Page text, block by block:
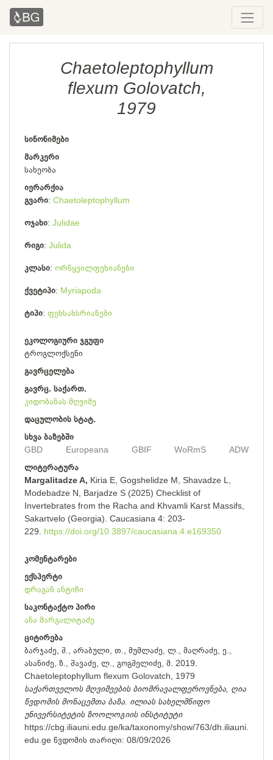
Chaetoleptophyllum
flexum Golovatch,
1979
სინონიმები
მარკერი
სახეობა
იერარქია
გვარი Chaetoleptophyllum
ოჯახი Julidae
რიგი Julida
კლასი ორწყვილფეხიანები
ქვეტიპი Myriapoda
ტიპი ფეხსახსრიანები
ეკოლოგიური ჯგუფი
ტროგლოქსენი
გავრცელება
გავრც. საქართ.
კიდობანას მღვიმე
დაცულობის სტატ.
სხვა ბაზებში
GBD
Europeana GBIF WoRmS
ADW
ლიტერატურა
Margalitadze A, Kiria E, Gogshelidze M, Shavadze L,
Modebadze N, Barjadze S (2025) Checklist of
Invertebrates from the Racha and Khvamli Karst Massifs,
Sakartvelo (Georgia). Caucasiana 4: 203-
229. https://doi.org/10.3897/caucasiana.4.e169350
კომენტარები
ექსპერტი
დრაგან ანტიჩი
საკონტაქტო პირი
ანა მარგალიტაძე
ციტირება
ბარჯაძე, შ., არაბული, თ., მუმლაძე, ლ., მაღრაძე, ე.,
ასანიძე, ზ., შავაძე, ლ., გოგშელიძე, მ. 2019.
Chaetoleptophyllum flexum Golovatch, 1979
საქართველოს მღვიმეების ბიომრავალფეროვნება, ღია
წვდომის მონაცემთა ბაზა. ილიას სახელმწიფო
უნივერსიტეტის ზოოლოგიის ინსტიტუტი
https://cbg.iliauni.edu.ge/ka/taxonomy/show/763/dh.iliauni.
edu.ge წვდომის თარიღი: 08/09/2026